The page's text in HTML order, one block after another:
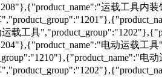
运载工具内
载工具
电动运载工
电